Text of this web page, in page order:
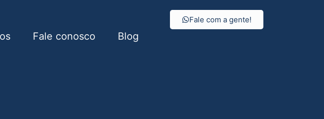
Fale conosco Blog
Fale com a gente!